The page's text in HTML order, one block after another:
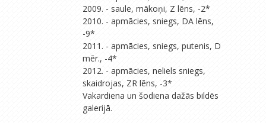
2009. - saule, mākoņi, Z lēns, -2*
2010. - apmācies, sniegs, DA lēns,
-9*
2011. - apmācies, sniegs, putenis, D
mēr., -4*
2012. - apmācies, neliels sniegs,
skaidrojas, ZR lēns, -3*
Vakardiena un šodiena dažās bildēs
galerijā.